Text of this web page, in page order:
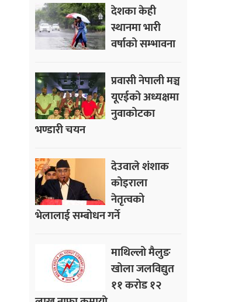
देशका केही
स्थानमा भारी
वर्षाको सम्भावना
प्रवासी नेपाली मञ्च
यूएईको अध्यक्षमा
नुवाकोटका
भण्डारी चयन
देउवाले शंशाक
कोइराला
नेतृत्वको
भेलालाई सम्बोधन गर्ने
माथिल्लो मैलुङ
खोला जलविद्युत
११ करोड १२